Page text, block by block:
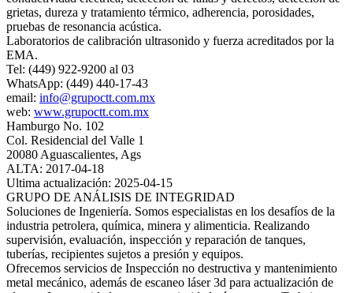
grietas, dureza y tratamiento térmico, adherencia, porosidades,
pruebas de resonancia acústica.
Laboratorios de calibración ultrasonido y fuerza acreditados por la
EMA.
Tel: (449) 922-9200 al 03
WhatsApp: (449) 440-17-43
email: info@grupoctt.com.mx
web: www.grupoctt.com.mx
Hamburgo No. 102
Col. Residencial del Valle 1
20080 Aguascalientes, Ags
ALTA: 2017-04-18
Ultima actualización: 2025-04-15
GRUPO DE ANÁLISIS DE INTEGRIDAD
Soluciones de Ingeniería. Somos especialistas en los desafíos de la
industria petrolera, química, minera y alimenticia. Realizando
supervisión, evaluación, inspección y reparación de tanques,
tuberías, recipientes sujetos a presión y equipos.
Ofrecemos servicios de Inspección no destructiva y mantenimiento
metal mecánico, además de escaneo láser 3d para actualización de